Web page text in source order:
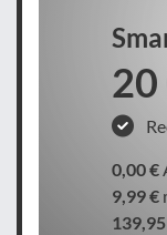
20
0,00 €
9,99 €